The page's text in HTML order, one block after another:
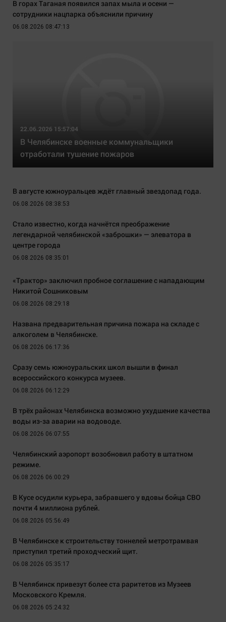
В горах Таганая появился запах мыла и осени —
сотрудники нацпарка объяснили причину
06.08.2026 08:47:13
22.06.2026 15:57:04
В Челябинске военные коммунальщики
отработали тушение пожаров
В августе южноуральцев ждёт главный звездопад года.
06.08.2026 08:38:53
Стало известно, когда начнётся преображение
легендарной челябинской «заброшки» — элеватора в
центре города
06.08.2026 08:35:01
«Трактор» заключил пробное соглашение с нападающим
Никитой Сошниковым
06.08.2026 08:29:18
Названа предварительная причина пожара на складе с
алкоголем в Челябинске.
06.08.2026 06:17:36
Сразу семь южноуральских школ вышли в финал
всероссийского конкурса музеев.
06.08.2026 06:12:29
В трёх районах Челябинска возможно ухудшение качества
воды из-за аварии на водоводе.
06.08.2026 06:07:55
Челябинский аэропорт возобновил работу в штатном
режиме.
06.08.2026 06:00:29
В Кусе осудили курьера, забравшего у вдовы бойца СВО
почти 4 миллиона рублей.
06.08.2026 05:56:49
В Челябинске к строительству тоннелей метротрамвая
приступил третий проходческий щит.
06.08.2026 05:35:17
В Челябинск привезут более ста раритетов из Музеев
Московского Кремля.
06.08.2026 05:24:32